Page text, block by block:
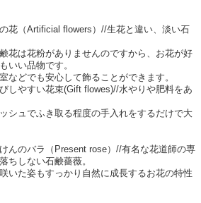
花（Artificial flowers）//生花と違い、淡い石
花は花粉がありませんのですから、お花が好
いい品物です。
などでも安心して飾ることができます。
しやすい花束(Gift flowes)//水やりや肥料をあ
シュでふき取る程度の手入れをするだけで大
んのバラ（Present rose）//有名な花道師の専
ちしない石鹸薔薇。
いた姿もすっかり自然に成長するお花の特性